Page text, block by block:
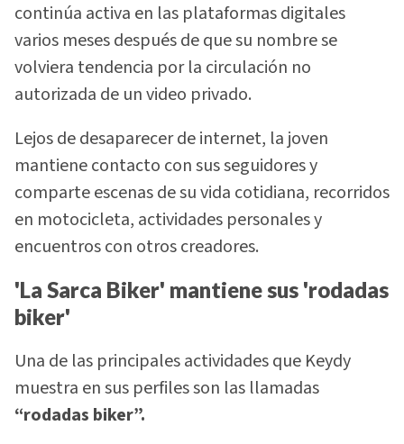
continúa activa en las plataformas digitales
varios meses después de que su nombre se
volviera tendencia por la circulación no
autorizada de un video privado.
Lejos de desaparecer de internet, la joven
mantiene contacto con sus seguidores y
comparte escenas de su vida cotidiana, recorridos
en motocicleta, actividades personales y
encuentros con otros creadores.
'La Sarca Biker' mantiene sus 'rodadas
biker'
Una de las principales actividades que Keydy
muestra en sus perfiles son las llamadas
“rodadas biker”.